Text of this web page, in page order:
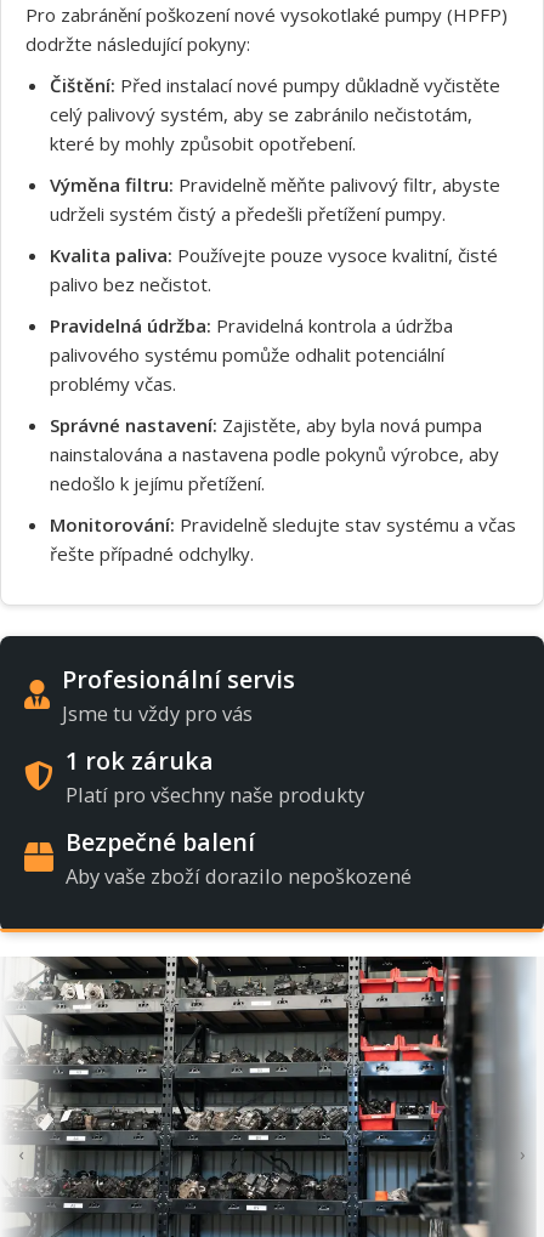
Pro zabránění poškození nové vysokotlaké pumpy (HPFP)
dodržte následující pokyny:
Čištění: Před instalací nové pumpy důkladně vyčistěte
celý palivový systém, aby se zabránilo nečistotám,
které by mohly způsobit opotřebení.
Výměna filtru: Pravidelně měňte palivový filtr, abyste
udrželi systém čistý a předešli přetížení pumpy.
Kvalita paliva: Používejte pouze vysoce kvalitní, čisté
palivo bez nečistot.
Pravidelná údržba: Pravidelná kontrola a údržba
palivového systému pomůže odhalit potenciální
problémy včas.
Správné nastavení: Zajistěte, aby byla nová pumpa
nainstalována a nastavena podle pokynů výrobce, aby
nedošlo k jejímu přetížení.
Monitorování: Pravidelně sledujte stav systému a včas
řešte případné odchylky.
Profesionální servis
Jsme tu vždy pro vás
1 rok záruka
Platí pro všechny naše produkty
Bezpečné balení
Aby vaše zboží dorazilo nepoškozené
‹ ›